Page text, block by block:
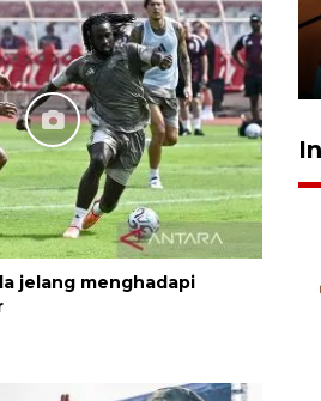
jelang menghadapi
tiket semifinal Piala